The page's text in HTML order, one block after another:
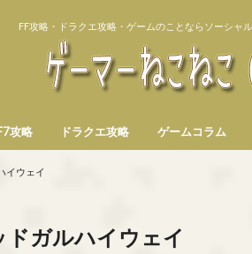
FF攻略・ドラクエ攻略・ゲームのことならソーシャ
攻略 ドラクエ攻略 ゲームコラム
イウェイ
ドガルハイウェイ